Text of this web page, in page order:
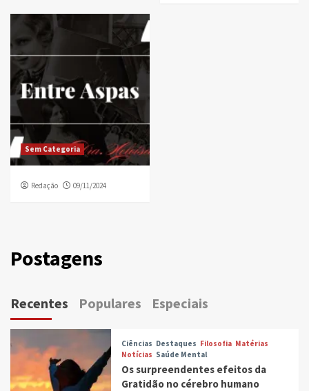
Sem Categoria
Redação 09/11/2024
Postagens
Recentes Populares Especiais
Ciências Destaques Filosofia Matérias
Notícias Saúde Mental
Os surpreendentes efeitos da
Gratidão no cérebro humano